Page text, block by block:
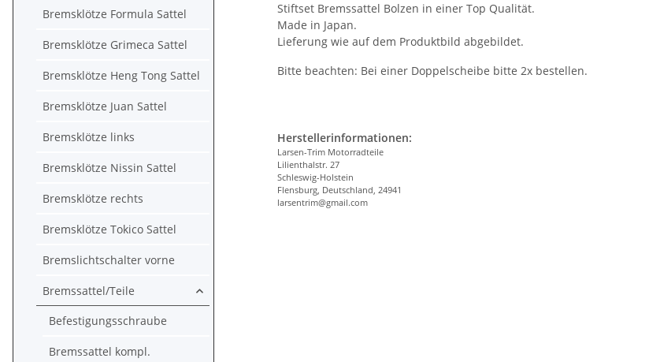
Stiftset Bremssattel Bolzen in einer Top Qualität.
Made in Japan.
Lieferung wie auf dem Produktbild abgebildet.
Bitte beachten: Bei einer Doppelscheibe bitte 2x bestellen.
Herstellerinformationen:
Larsen-Trim Motorradteile
Lilienthalstr. 27
Schleswig-Holstein
Flensburg, Deutschland, 24941
larsentrim@gmail.com
Bremsklötze Formula Sattel
Bremsklötze Grimeca Sattel
Bremsklötze Heng Tong Sattel
Bremsklötze Juan Sattel
Bremsklötze links
Bremsklötze Nissin Sattel
Bremsklötze rechts
Bremsklötze Tokico Sattel
Bremslichtschalter vorne
Bremssattel/Teile
Befestigungsschraube
Bremssattel kompl.